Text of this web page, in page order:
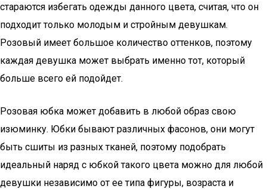
стараются избегать одежды данного цвета, считая, что он
подходит только молодым и стройным девушкам.
Розовый имеет большое количество оттенков, поэтому
каждая девушка может выбрать именно тот, который
больше всего ей подойдет.
Розовая юбка может добавить в любой образ свою
изюминку. Юбки бывают различных фасонов, они могут
быть сшиты из разных тканей, поэтому подобрать
идеальный наряд с юбкой такого цвета можно для любой
девушки независимо от ее типа фигуры, возраста и